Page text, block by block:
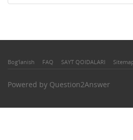
Bog'lanish FAQ SAYT QOIDALARI
Powered by Question2Answer